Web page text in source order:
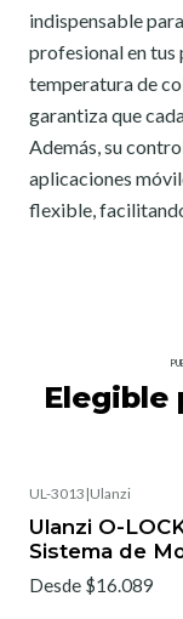
indispensable
profesional en tus
temperatura de
garantiza que
Además, su
aplicaciones
flexible,
Elegible
UL-3013 |Ulanzi
Ulanzi O-
Sistema de
Desde $16.089